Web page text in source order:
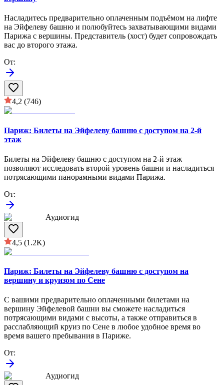
Насладитесь предварительно оплаченным подъёмом на лифте
на Эйфелеву башню и полюбуйтесь захватывающими видами
Парижа с вершины. Представитель (хост) будет сопровождать
вас до второго этажа.
От:
4,2 (746)
Париж: Билеты на Эйфелеву башню с доступом на 2-й
этаж
Билеты на Эйфелеву башню с доступом на 2-й этаж
позволяют исследовать второй уровень башни и насладиться
потрясающими панорамными видами Парижа.
От:
Аудиогид
4,5 (1.2K)
Париж: Билеты на Эйфелеву башню с доступом на
вершину и круизом по Сене
С вашими предварительно оплаченными билетами на
вершину Эйфелевой башни вы сможете насладиться
потрясающими видами с высоты, а также отправиться в
расслабляющий круиз по Сене в любое удобное время во
время вашего пребывания в Париже.
От:
Аудиогид